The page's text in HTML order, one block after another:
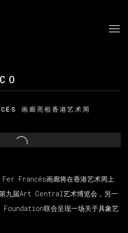
画廊亮相香港艺术周
of the following image in a
Fer Francés画廊将在香港艺术周上
第九届Art Central艺术博览会，另一
联合呈现一场关于具象艺